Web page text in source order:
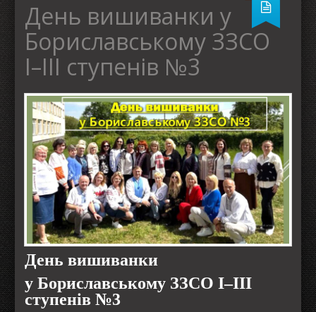
День вишиванки у
Бориславському ЗЗСО
І–ІІІ ступенів №3
День вишиванки
у Бориславському ЗЗСО І–ІІІ
ступенів №3